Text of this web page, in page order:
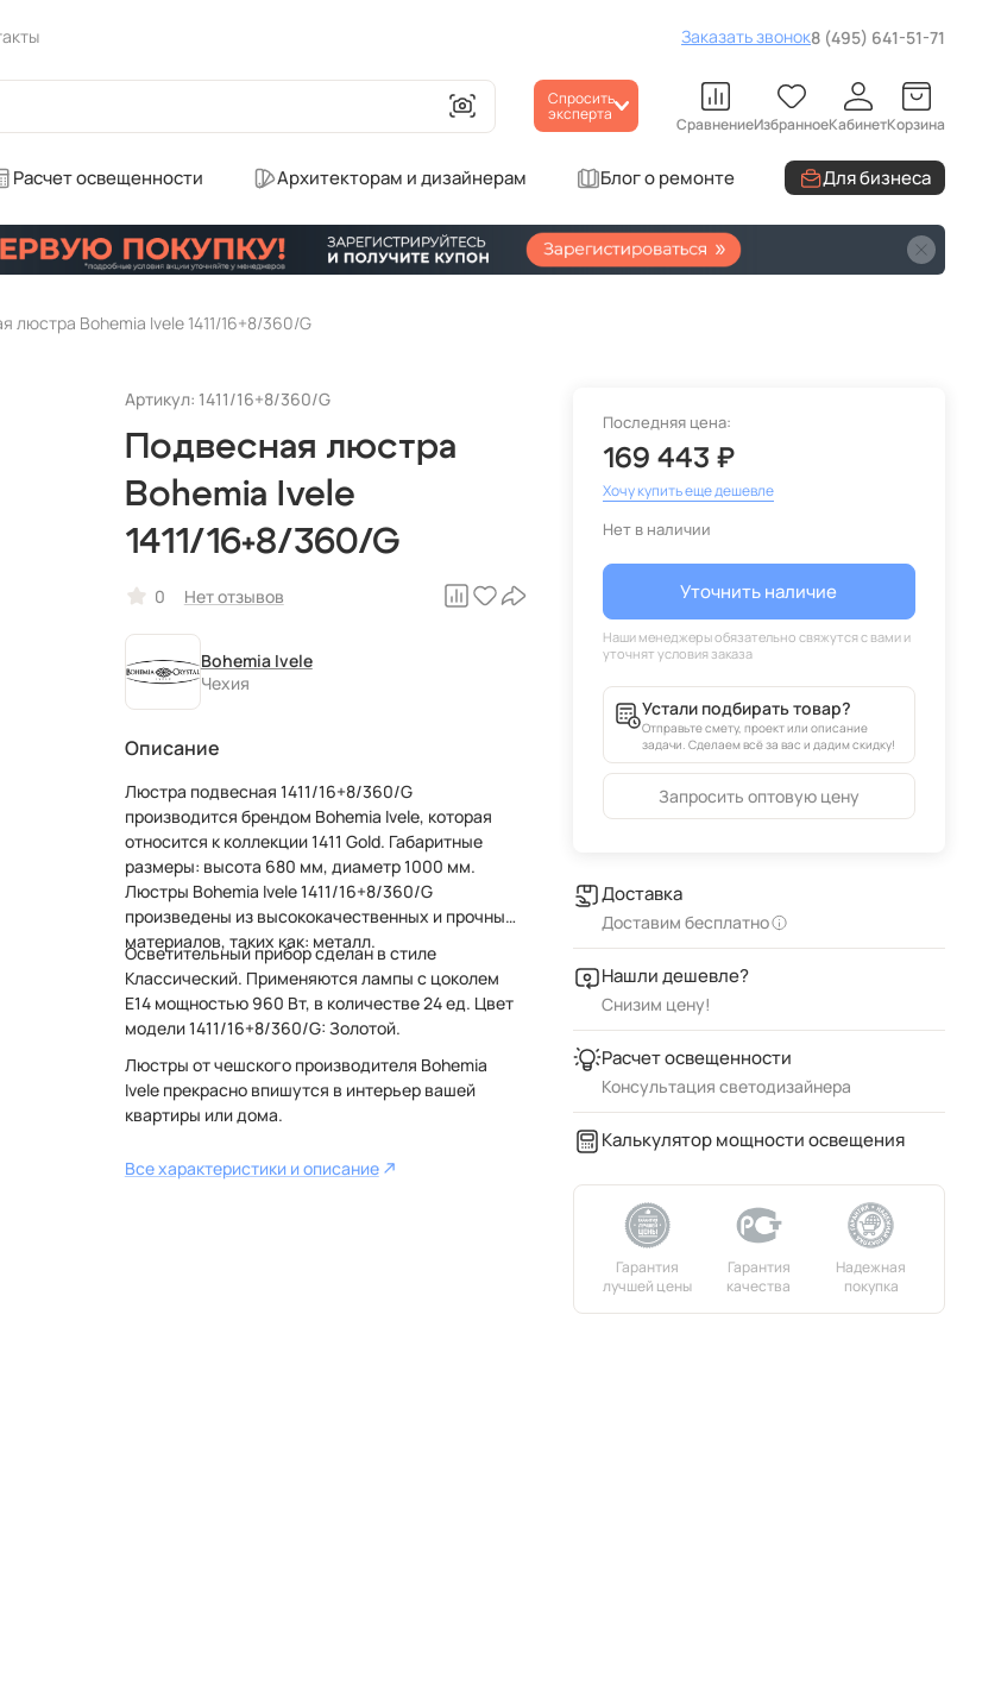
Заказать звонок8 (495) 641-51-71
Спросить
эксперта СравнениеИзбранноеКабинетКорзина
Расчет освещенности Архитекторам и дизайнерам Блог о ремонте Для бизнеса
люстра Bohemia Ivele 1411/16+8/360/G
Артикул: 1411/16+8/360/G
Подвесная люстра
Bohemia Ivele
1411/16+8/360/G
0 Нет отзывов
Bohemia Ivele
Чехия
Описание
Люстра подвесная 1411/16+8/360/G
производится брендом Bohemia Ivele, которая
относится к коллекции 1411 Gold. Габаритные
размеры: высота 680 мм, диаметр 1000 мм.
Люстры Bohemia Ivele 1411/16+8/360/G
произведены из высококачественных и прочных
материалов, таких как: металл.
Осветительный прибор сделан в стиле
Классический. Применяются лампы с цоколем
E14 мощностью 960 Вт, в количестве 24 ед. Цвет
модели 1411/16+8/360/G: Золотой.
Люстры от чешского производителя Bohemia
Ivele прекрасно впишутся в интерьер вашей
квартиры или дома.
Все характеристики и описание
Последняя цена:
169 443 ₽
Хочу купить еще дешевле
Нет в наличии
Уточнить наличие
Устали подбирать товар?
Отправьте смету, проект или описание
задачи. Сделаем всё за вас и дадим скидку!
Запросить оптовую цену
Доставка
Доставим бесплатно
Нашли дешевле?
Снизим цену!
Расчет освещенности
Консультация светодизайнера
Калькулятор мощности освещения